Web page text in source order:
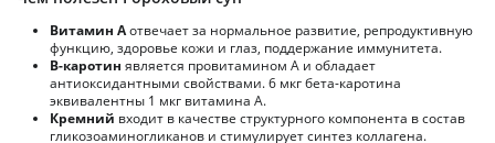
Витамин Аотвечает за нормальное развитие, репродуктивную
функцию, здоровье кожи и глаз, поддержание иммунитета.
В-каротин является провитамином А и обладает
антиоксидантными свойствами. 6 мкг бета-каротина
эквивалентны 1 мкг витамина А.
Кремний входит в качестве структурного компонента в состав
гликозоаминогликанов и стимулирует синтез коллагена.